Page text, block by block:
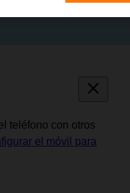
teléfono con otros
el móvil para